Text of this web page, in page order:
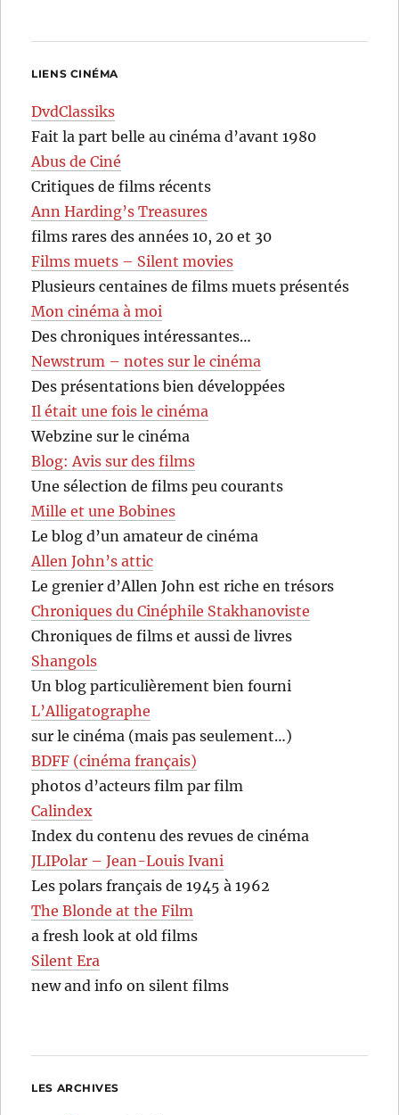
LIENS CINÉMA
DvdClassiks
Fait la part belle au cinéma d’avant 1980
Abus de Ciné
Critiques de films récents
Ann Harding’s Treasures
films rares des années 10, 20 et 30
Films muets – Silent movies
Plusieurs centaines de films muets présentés
Mon cinéma à moi
Des chroniques intéressantes…
Newstrum – notes sur le cinéma
Des présentations bien développées
Il était une fois le cinéma
Webzine sur le cinéma
Blog: Avis sur des films
Une sélection de films peu courants
Mille et une Bobines
Le blog d’un amateur de cinéma
Allen John’s attic
Le grenier d’Allen John est riche en trésors
Chroniques du Cinéphile Stakhanoviste
Chroniques de films et aussi de livres
Shangols
Un blog particulièrement bien fourni
L’Alligatographe
sur le cinéma (mais pas seulement…)
BDFF (cinéma français)
photos d’acteurs film par film
Calindex
Index du contenu des revues de cinéma
JLIPolar – Jean-Louis Ivani
Les polars français de 1945 à 1962
The Blonde at the Film
a fresh look at old films
Silent Era
new and info on silent films
LES ARCHIVES